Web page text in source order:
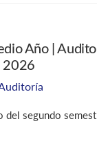
Año |
2026
del segundo